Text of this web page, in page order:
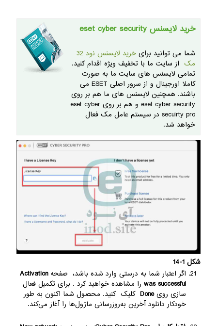
خرید لایسنس eset cyber security
شما می توانید برای
خرید لایسنس نود 32
مک از سایت ما با تخفیف ویژه اقدام کنید.
تمامی لایسنس های سایت ما به صورت
کاملا اورجینال و از سرور اصلی ESET می
باشند. همچنین لایسنس های ما هم بر روی
eset cyber security و هم بر روی eset cyber
secuirty pro در سیستم عامل مک فعال
خواهد شد.
شکل 1-14
اگر اعتبار شما به درستی وارد شده باشد، صفحهActivation
was successfulرا مشاهده خواهید کرد . برای تکمیل فعال
سازی رویDone کلیک کنید. محصول شما اکنون به طور
خودکار دانلود آخرین به‌روزرسانی ماژول‌ها را آغاز می‌کند.